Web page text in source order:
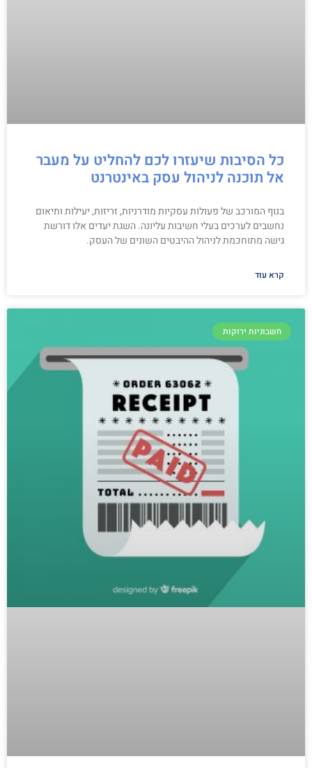
כל הסיבות שיעזרו לכם להחליט על מעבר
אל תוכנה לניהול עסק באינטרנט
בנוף המורכב של פעולות עסקיות מודרניות, זריזות, יעילות ותיאום
נחשבים לערכים בעלי חשיבות עליונה. השגת יעדים אלו דורשת
גישה מתוחכמת לניהול ההיבטים השונים של העסק.
קרא עוד
חשבוניות ירוקות